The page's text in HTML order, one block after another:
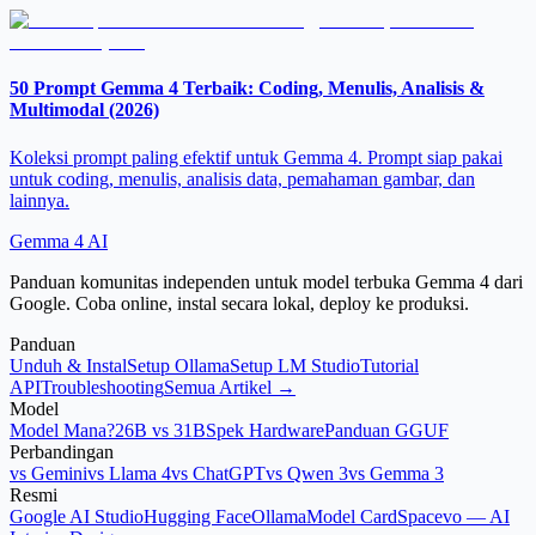
50 Prompt Gemma 4 Terbaik: Coding, Menulis, Analisis &
Multimodal (2026)
Koleksi prompt paling efektif untuk Gemma 4. Prompt siap pakai
untuk coding, menulis, analisis data, pemahaman gambar, dan
lainnya.
Gemma 4 AI
Panduan komunitas independen untuk model terbuka Gemma 4 dari
Google. Coba online, instal secara lokal, deploy ke produksi.
Panduan
Unduh & InstalSetup OllamaSetup LM StudioTutorial
APITroubleshootingSemua Artikel →
Model
Model Mana?26B vs 31BSpek HardwarePanduan GGUF
Perbandingan
vs Geminivs Llama 4vs ChatGPTvs Qwen 3vs Gemma 3
Resmi
Google AI StudioHugging FaceOllamaModel CardSpacevo — AI